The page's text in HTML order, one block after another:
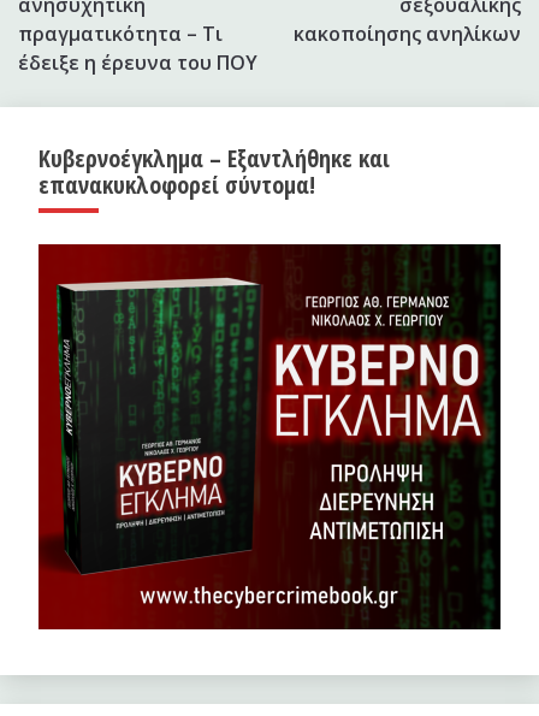
πραγματικότητα – Τι
έδειξε η έρευνα του ΠΟΥ
κακοποίησης ανηλίκων
Κυβερνοέγκλημα – Εξαντλήθηκε και
επανακυκλοφορεί σύντομα!